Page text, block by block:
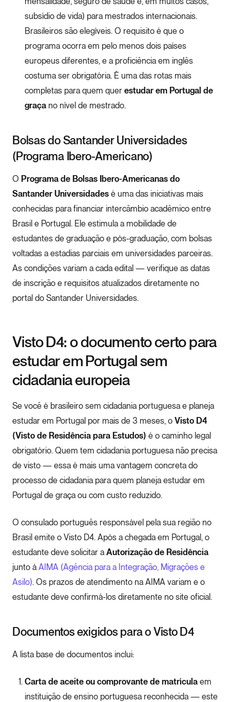
subsídio de vida) para mestrados internacionais.
Brasileiros são elegíveis. O requisito é que o
programa ocorra em pelo menos dois países
europeus diferentes, e a proficiência em inglês
costuma ser obrigatória. É uma das rotas mais
completas para quem quer estudar em Portugal de
graça no nível de mestrado.
Bolsas do Santander Universidades
(Programa Ibero-Americano)
O Programa de Bolsas Ibero-Americanas do
Santander Universidades é uma das iniciativas mais
conhecidas para financiar intercâmbio acadêmico entre
Brasil e Portugal. Ele estimula a mobilidade de
estudantes de graduação e pós-graduação, com bolsas
voltadas a estadias parciais em universidades parceiras.
As condições variam a cada edital — verifique as datas
de inscrição e requisitos atualizados diretamente no
portal do Santander Universidades.
Visto D4: o documento certo para
estudar em Portugal sem
cidadania europeia
Se você é brasileiro sem cidadania portuguesa e planeja
estudar em Portugal por mais de 3 meses, o Visto D4
(Visto de Residência para Estudos) é o caminho legal
obrigatório. Quem tem cidadania portuguesa não precisa
de visto — essa é mais uma vantagem concreta do
processo de cidadania para quem planeja estudar em
Portugal de graça ou com custo reduzido.
O consulado português responsável pela sua região no
Brasil emite o Visto D4. Após a chegada em Portugal, o
estudante deve solicitar a Autorização de Residência
junto à AIMA (Agência para a Integração, Migrações e
Asilo) . Os prazos de atendimento na AIMA variam e o
estudante deve confirmá-los diretamente no site oficial.
Documentos exigidos para o Visto D4
A lista base de documentos inclui:
Carta de aceite ou comprovante de matrícula em
instituição de ensino portuguesa reconhecida — este